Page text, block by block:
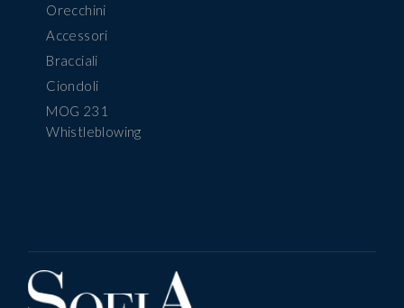
Orecchini
Accessori
Bracciali
Ciondoli
MOG 231
Whistleblowing